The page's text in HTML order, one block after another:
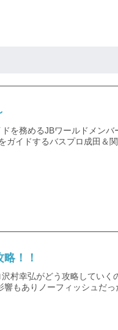
を務めるJBワールドメン
イドするバスプロ成田＆関
！！
村幸弘がどう攻略してい
もありノーフィッシュだ